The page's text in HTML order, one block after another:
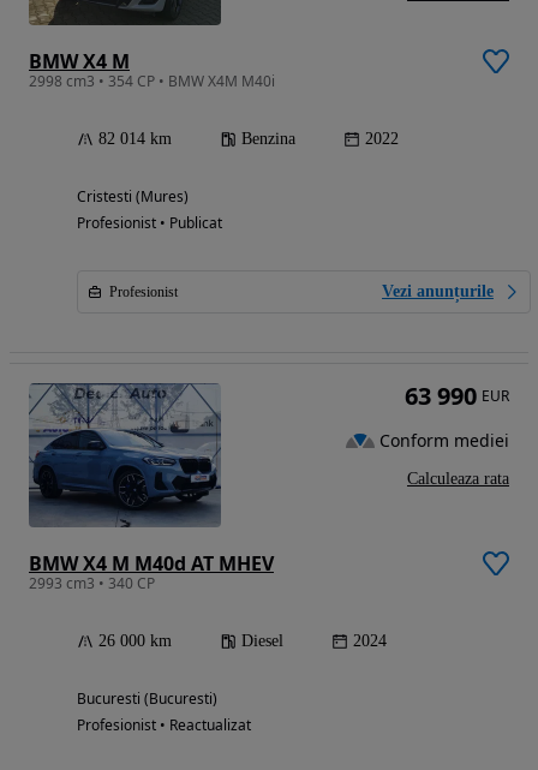
BMW X4 M
2998 cm3 • 354 CP • BMW X4M M40i
82 014 km Benzina 2022
Cristesti (Mures)
Profesionist • Publicat
Profesionist Vezi anunțurile
BMW X4 M M40d AT MHEV
2993 cm3 • 340 CP
26 000 km Diesel 2024
Bucuresti (Bucuresti)
Profesionist • Reactualizat
63 990 EUR
Conform mediei
Calculeaza rata